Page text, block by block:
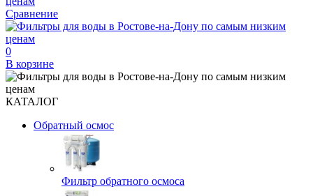
Сравнение
0
В корзине
КАТАЛОГ
Обратный осмос
Фильтр обратного осмоса